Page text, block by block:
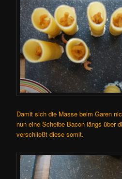
Damit sich die Masse beim Garen
nun eine Scheibe Bacon längs über
verschließt diese somit.